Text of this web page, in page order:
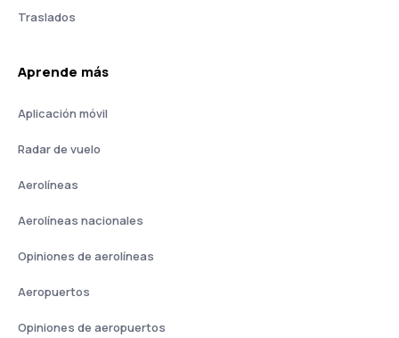
Traslados
Aprende más
Aplicación móvil
Radar de vuelo
Aerolíneas
Aerolíneas nacionales
Opiniones de aerolíneas
Aeropuertos
Opiniones de aeropuertos